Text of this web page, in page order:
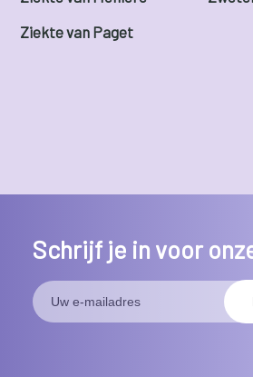
Ziekte van Paget
Schrijf je in voor